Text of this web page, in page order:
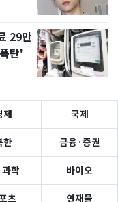
29만
탄'
제 국제
한 금융·증권
학 바이오
츠 연재물